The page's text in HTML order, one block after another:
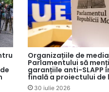
Organizațiile de
Parlamentului să
garanțiile anti-SLAPP
finală a proiectului de
30 iulie 2026